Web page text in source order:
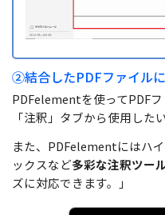
②結合したPDFファイル
PDFelementを使ってPDF
「注釈」タブから使用した
また、PDFelementにはハ
ックスなど多彩な注釈ツー
ズに対応できます。」